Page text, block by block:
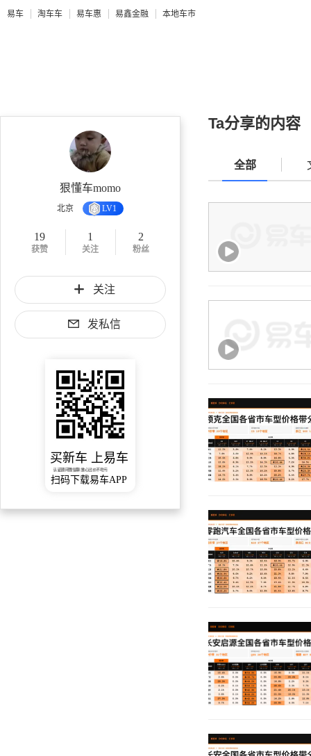
易车 淘车车 易车惠 易鑫金融 本地车市
狠懂车momo
北京 LV1
19
获赞
1
关注
2
粉丝
关注
发私信
买新车 上易车
认证顾问微信聊 放心比价不吃亏
扫码下载易车APP
Ta分享的内容
全部